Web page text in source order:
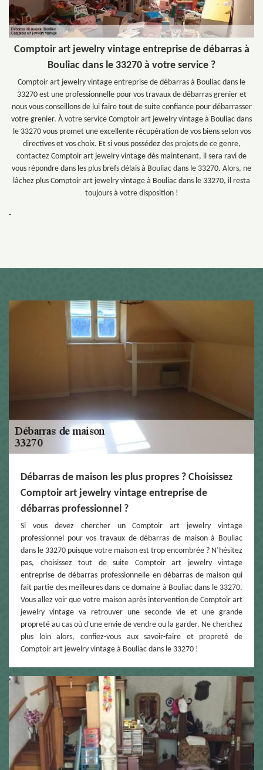
Comptoir art jewelry vintage entreprise de débarras à
Bouliac dans le 33270 à votre service ?
Comptoir art jewelry vintage entreprise de débarras à Bouliac dans le
33270 est une professionnelle pour vos travaux de débarras grenier et
nous vous conseillons de lui faire tout de suite confiance pour débarrasser
votre grenier. À votre service Comptoir art jewelry vintage à Bouliac dans
le 33270 vous promet une excellente récupération de vos biens selon vos
directives et vos choix. Et si vous possédez des projets de ce genre,
contactez Comptoir art jewelry vintage dès maintenant, il sera ravi de
vous répondre dans les plus brefs délais à Bouliac dans le 33270. Alors, ne
lâchez plus Comptoir art jewelry vintage à Bouliac dans le 33270, il resta
toujours à votre disposition !
-
Débarras de maison les plus propres ? Choisissez
Comptoir art jewelry vintage entreprise de
débarras professionnel ?
Si vous devez chercher un Comptoir art jewelry vintage
professionnel pour vos travaux de débarras de maison à Bouliac
dans le 33270 puisque votre maison est trop encombrée ? N’hésitez
pas, choisissez tout de suite Comptoir art jewelry vintage
entreprise de débarras professionnelle en débarras de maison qui
fait partie des meilleures dans ce domaine à Bouliac dans le 33270.
Vous allez voir que votre maison après intervention de Comptoir art
jewelry vintage va retrouver une seconde vie et une grande
propreté au cas où d'une envie de vendre ou la garder. Ne cherchez
plus loin alors, confiez-vous aux savoir-faire et propreté de
Comptoir art jewelry vintage à Bouliac dans le 33270 !